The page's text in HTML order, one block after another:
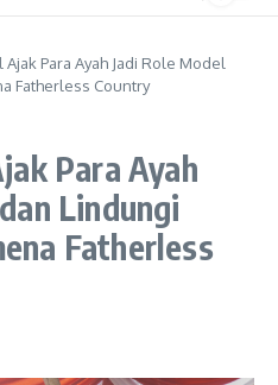
Para Ayah Jadi Role Model
Fatherless Country
Para Ayah
Lindungi
Fatherless